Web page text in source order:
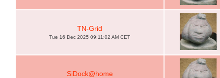
TN-Grid
Tue 16 Dec 2025 09:11:02 AM CET
SiDock@home